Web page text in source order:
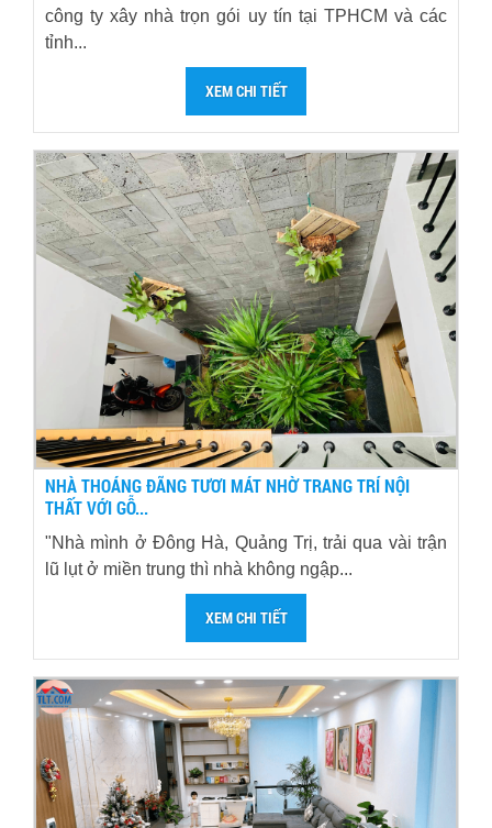
công ty xây nhà trọn gói uy tín tại TPHCM và các
tỉnh...
XEM CHI TIẾT
NHÀ THOÁNG ĐÃNG TƯƠI MÁT NHỜ TRANG TRÍ NỘI
THẤT VỚI GỖ...
"Nhà mình ở Đông Hà, Quảng Trị, trải qua vài trận
lũ lụt ở miền trung thì nhà không ngập...
XEM CHI TIẾT